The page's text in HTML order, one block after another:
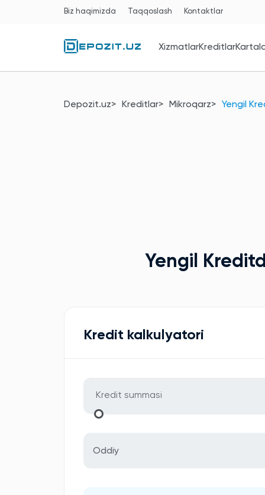
Biz haqimizda Taqqoslash Kontaktlar
XizmatlarKreditlar
Depozit.uz Kreditlar Mikroqarz Yengil
Yengil
Kredit kalkulyatori
Oddiy